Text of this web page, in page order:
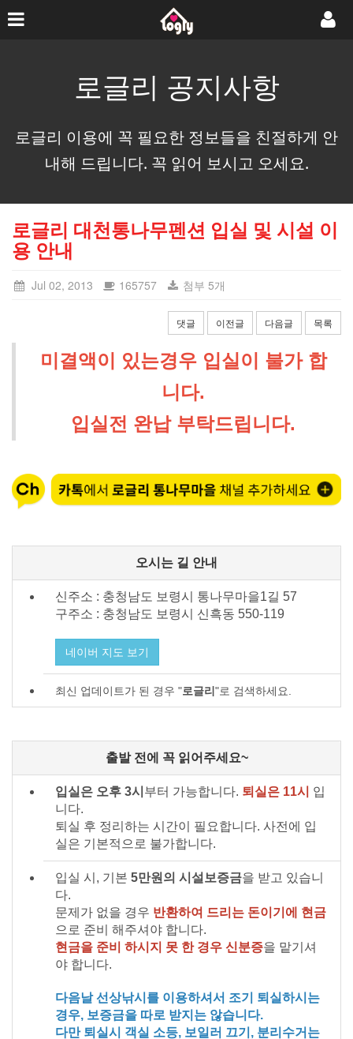
로글리 공지사항
로글리 이용에 꼭 필요한 정보들을 친절하게 안
내해 드립니다. 꼭 읽어 보시고 오세요.
로글리 대천통나무펜션 입실 및 시설 이
용 안내
Jul 02, 2013 165757 첨부 5개
댓글 이전글 다음글 목록
미결액이 있는경우 입실이 불가 합
니다.
입실전 완납 부탁드립니다.
오시는 길 안내
신주소 : 충청남도 보령시 통나무마을1길 57
구주소 : 충청남도 보령시 신흑동 550-119
네이버 지도 보기
최신 업데이트가 된 경우 "로글리 "로 검색하세요.
출발 전에 꼭 읽어주세요~
입실은 오후 3시 부터 가능합니다. 퇴실은 11시
입
니다.
퇴실 후 정리하는 시간이 필요합니다. 사전에 입
실은 기본적으로 불가합니다.
입실 시, 기본 5만원의 시설보증금을 받고 있습니
다.
문제가 없을 경우 반환하여 드리는 돈이기에 현금
으로 준비 해주셔야 합니다.
현금을 준비 하시지 못 한 경우 신분증을 맡기셔
야 합니다.
다음날 선상낚시를 이용하셔서 조기 퇴실하시는
경우, 보증금을 따로 받지는 않습니다.
다만 퇴실시 객실 소등, 보일러 끄기, 분리수거는